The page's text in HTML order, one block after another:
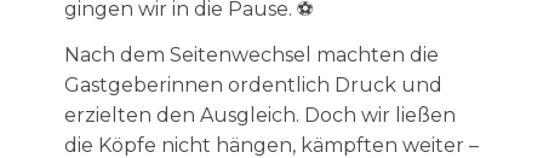
gingen wir in die Pause. ⚽️
Nach dem Seitenwechsel machten die
Gastgeberinnen ordentlich Druck und
erzielten den Ausgleich. Doch wir ließen
die Köpfe nicht hängen, kämpften weiter –